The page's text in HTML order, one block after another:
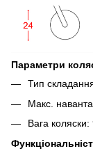
Параметри
Тип
Макс.
Вага коляски: